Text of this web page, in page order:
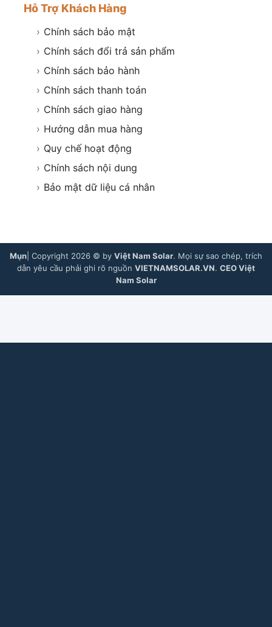
Hỗ Trợ Khách Hàng
› Chính sách bảo mật
› Chính sách đổi trả sản phẩm
› Chính sách bảo hành
› Chính sách thanh toán
› Chính sách giao hàng
› Hướng dẫn mua hàng
› Quy chế hoạt động
› Chính sách nội dung
› Bảo mật dữ liệu cá nhân
Mụn | Copyright 2026 © by Việt Nam Solar. Mọi sự sao chép, trích
dẫn yêu cầu phải ghi rõ nguồn VIETNAMSOLAR.VN. CEO Việt
Nam Solar